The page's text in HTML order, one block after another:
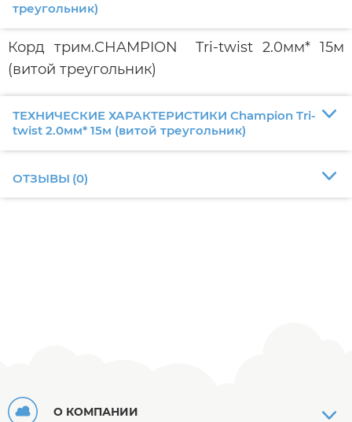
треугольник)
Корд трим.CHAMPION Tri-twist 2.0мм* 15м
(витой треугольник)
ТЕХНИЧЕСКИЕ ХАРАКТЕРИСТИКИ Champion Tri-
twist 2.0мм* 15м (витой треугольник)
ОТЗЫВЫ (0)
О КОМПАНИИ